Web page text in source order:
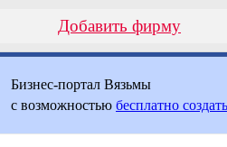
Добавить фирму
Бизнес-портал Вязьмы
с возможностью бесплатно